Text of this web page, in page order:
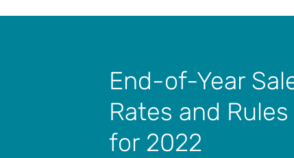
End-of-Year
Rates and
for 2022